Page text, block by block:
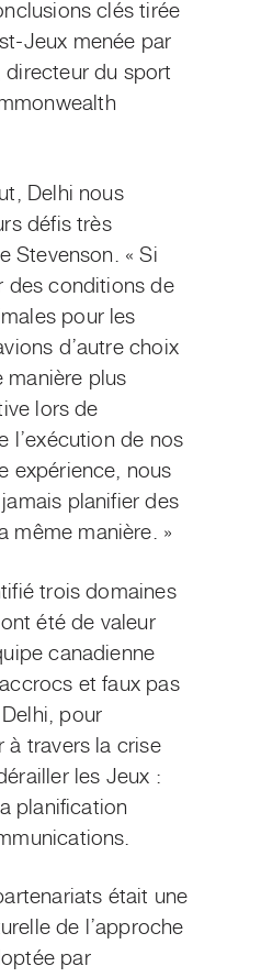
clés tirée
Jeux menée par
du sport
Delhi nous
défis très
Stevenson. « Si
des conditions de
pour les
d’autre choix
manière plus
lors de
l’exécution de nos
expérience, nous
planifier des
même manière. »
trois domaines
été de valeur
canadienne
et faux pas
pour
à travers la crise
les Jeux :
planification
était une
de l’approche
par